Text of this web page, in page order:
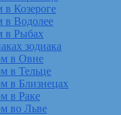
в Козероге
в Водолее
в Рыбах
зодиака
в Овне
в Тельце
в Близнецах
в Раке
во Льве